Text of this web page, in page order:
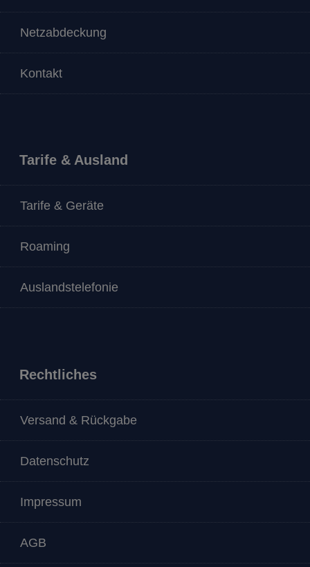
Netzabdeckung
Kontakt
Tarife & Ausland
Tarife & Geräte
Roaming
Auslandstelefonie
Rechtliches
Versand & Rückgabe
Datenschutz
Impressum
AGB